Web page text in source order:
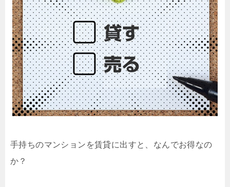
手持ちのマンションを賃貸に出すと、なんでお得なの
か？